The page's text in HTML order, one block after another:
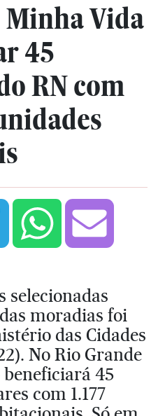
Minha Vida
45
RN com
selecionadas
moradias foi
das Cidades
No Rio Grande
45
com 1.177